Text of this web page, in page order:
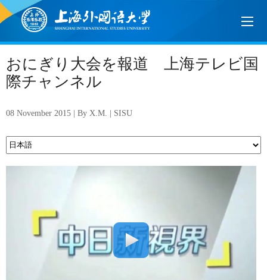
おにぎり大会を報道 上海テレビ国
際チャンネル
08 November 2015 | By X.M. | SISU